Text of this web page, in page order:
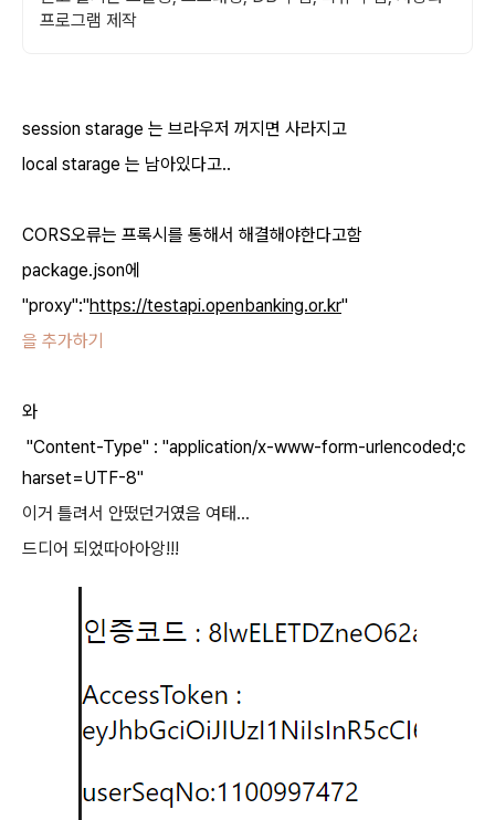
프로그램 제작
session starage 는 브라우저 꺼지면 사라지고
local starage 는 남아있다고..
CORS오류는 프록시를 통해서 해결해야한다고함
package.json에
"proxy":"https://testapi.openbanking.or.kr"
을 추가하기
와
"Content-Type" : "application/x-www-form-urlencoded;c
harset=UTF-8"
이거 틀려서 안떴던거였음 여태...
드디어 되었따아아앙!!!